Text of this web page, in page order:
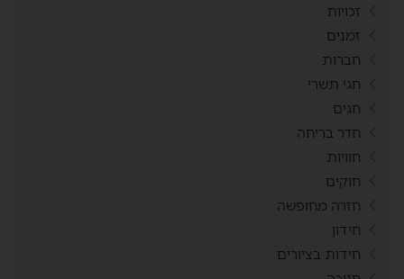
זכויות
זמנים
חברות
חגי תשרי
חגים
חדר בריחה
חוויות
חוקים
חזרה מחופשה
חידון
חידות בציורים